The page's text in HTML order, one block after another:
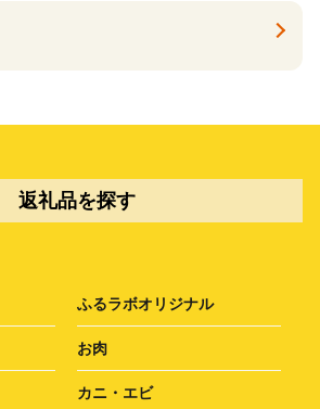
返礼品を探す
ふるラボオリジナル
お肉
カニ・エビ